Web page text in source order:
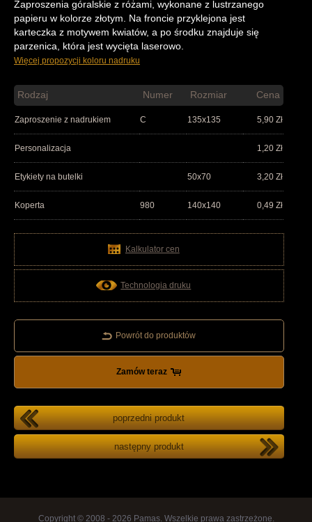
Zaproszenia góralskie z różami, wykonane z lustrzanego
papieru w kolorze złotym. Na froncie przyklejona jest
karteczka z motywem kwiatów, a po środku znajduje się
parzenica, która jest wycięta laserowo.
Więcej propozycji koloru nadruku
Rodzaj Numer Rozmiar Cena
Zaproszenie z nadrukiem C 135x135 5,90 Zł
Personalizacja 1,20 Zł
Etykiety na butelki 50x70 3,20 Zł
Koperta 980 140x140 0,49 Zł
Kalkulator cen
Technologia druku
Powrót do produktów
Zamów teraz
poprzedni produkt
następny produkt
Copyright © 2008 - 2026 Pamas. Wszelkie prawa zastrzeżone.